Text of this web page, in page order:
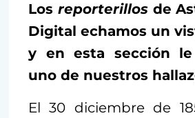
Los reporterillosde
Digital echamos un
y en esta sección le
uno de nuestros
El 30 diciembre de